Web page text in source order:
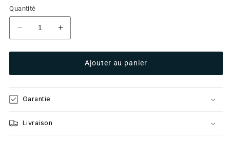
Quantité
Réduire
la
quantité
Tonneau
douche
cascade
Augmenter
la
quantité
Tonneau
Ajouter au panier
Garantie
Livraison